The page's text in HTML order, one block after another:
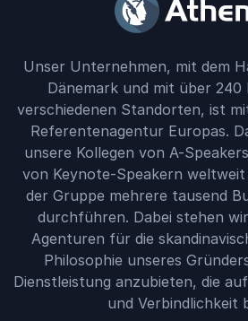
Unser Unternehmen, mit dem
Dänemark und mit über
verschiedenen Standorten, ist
Referentenagentur Europas.
unsere Kollegen von A-
von Keynote-Speakern
der Gruppe mehrere tausend
durchführen. Dabei stehen
Agenturen für die
Philosophie unseres
Dienstleistung anzubieten, die
und Verbindlichkeit